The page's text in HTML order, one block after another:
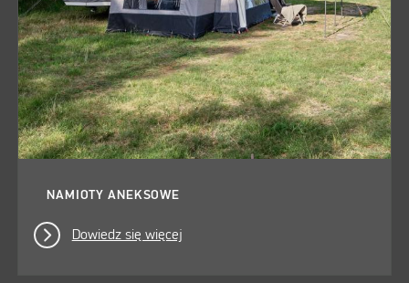
NAMIOTY ANEKSOWE
Dowiedz się więcej